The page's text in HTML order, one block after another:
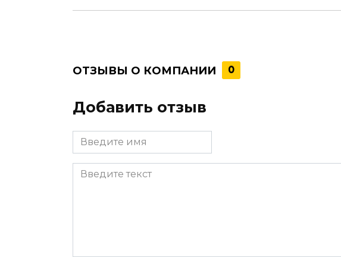
ОТЗЫВЫ О КОМПАНИИ 0
Добавить отзыв